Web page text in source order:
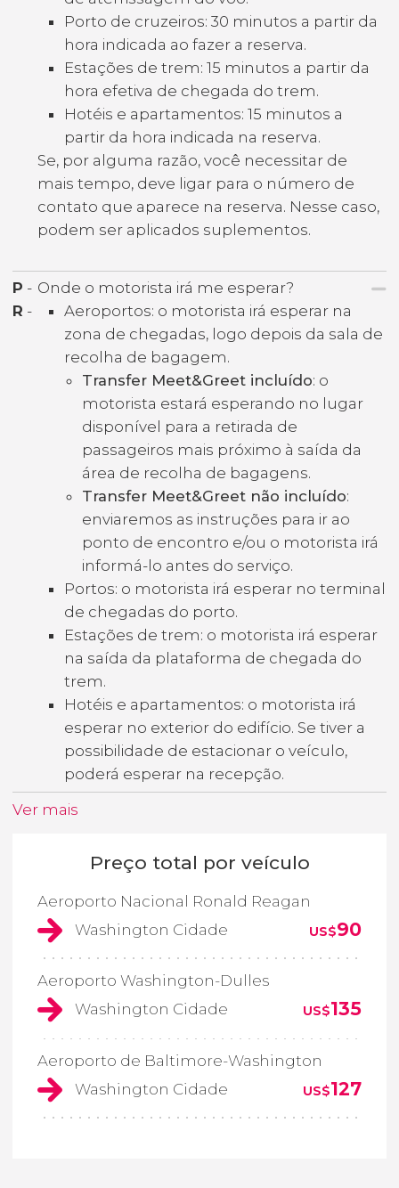
Porto de cruzeiros: 30 minutos a partir da
hora indicada ao fazer a reserva.
Estações de trem: 15 minutos a partir da
hora efetiva de chegada do trem.
Hotéis e apartamentos: 15 minutos a
partir da hora indicada na reserva.
Se, por alguma razão, você necessitar de
mais tempo, deve ligar para o número de
contato que aparece na reserva. Nesse caso,
podem ser aplicados suplementos.
P - Onde o motorista irá me esperar?
R -
Aeroportos: o motorista irá esperar na
zona de chegadas, logo depois da sala de
recolha de bagagem.
Transfer Meet&Greet incluído: o
motorista estará esperando no lugar
disponível para a retirada de
passageiros mais próximo à saída da
área de recolha de bagagens.
Transfer Meet&Greet não incluído:
enviaremos as instruções para ir ao
ponto de encontro e/ou o motorista irá
informá-lo antes do serviço.
Portos: o motorista irá esperar no terminal
de chegadas do porto.
Estações de trem: o motorista irá esperar
na saída da plataforma de chegada do
trem.
Hotéis e apartamentos: o motorista irá
esperar no exterior do edifício. Se tiver a
possibilidade de estacionar o veículo,
poderá esperar na recepção.
Ver mais
Preço total por veículo
Aeroporto Nacional Ronald Reagan
Washington Cidade
US$90
Aeroporto Washington-Dulles
Washington Cidade
US$135
Aeroporto de Baltimore-Washington
Washington Cidade
US$127